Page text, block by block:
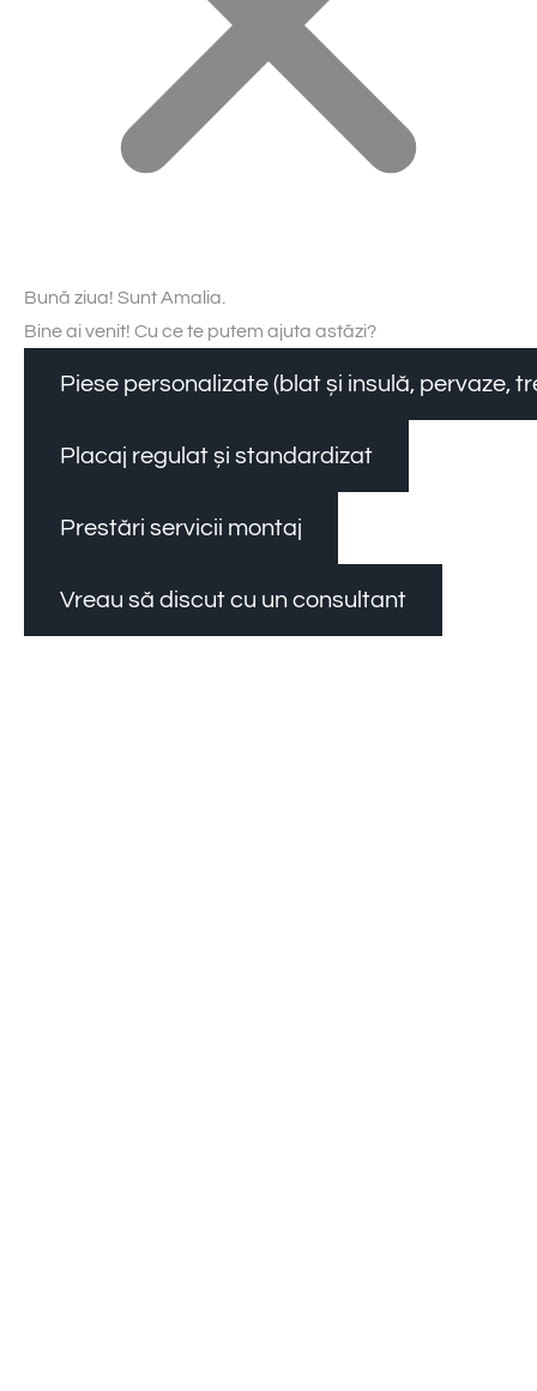
Bună ziua! Sunt Amalia.
Bine ai venit! Cu ce te putem ajuta astăzi?
Piese personalizate (blat și insulă, pervaze,
Placaj regulat și standardizat
Prestări servicii montaj
Vreau să discut cu un consultant